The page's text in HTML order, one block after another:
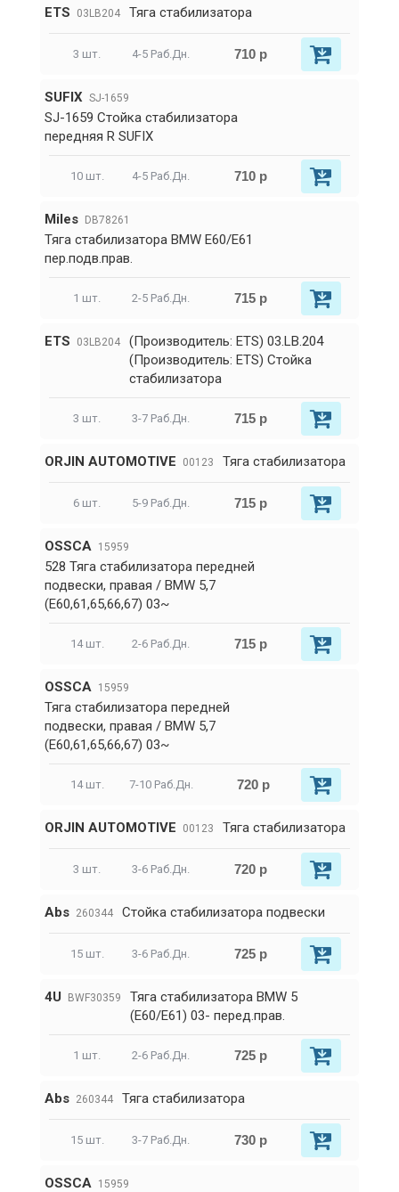
ETS 03LB204 Тяга стабилизатора
3 шт. 4-5 Раб.Дн. 710 р
SUFIX SJ-1659
SJ-1659 Стойка стабилизатора
передняя R SUFIX
10 шт. 4-5 Раб.Дн. 710 р
Miles DB78261
Тяга стабилизатора BMW E60/E61
пер.подв.прав.
1 шт. 2-5 Раб.Дн. 715 р
ETS 03LB204
(Производитель: ETS) 03.LB.204
(Производитель: ETS) Стойка
стабилизатора
3 шт. 3-7 Раб.Дн. 715 р
ORJIN AUTOMOTIVE 00123 Тяга стабилизатора
6 шт. 5-9 Раб.Дн. 715 р
OSSCA 15959
528 Тяга стабилизатора передней
подвески, правая / BMW 5,7
(E60,61,65,66,67) 03~
14 шт. 2-6 Раб.Дн. 715 р
OSSCA 15959
Тяга стабилизатора передней
подвески, правая / BMW 5,7
(E60,61,65,66,67) 03~
14 шт. 7-10 Раб.Дн. 720 р
ORJIN AUTOMOTIVE 00123 Тяга стабилизатора
3 шт. 3-6 Раб.Дн. 720 р
Abs 260344 Стойка стабилизатора подвески
15 шт. 3-6 Раб.Дн. 725 р
4U BWF30359
Тяга стабилизатора BMW 5
(E60/E61) 03- перед.прав.
1 шт. 2-6 Раб.Дн. 725 р
Abs 260344 Тяга стабилизатора
15 шт. 3-7 Раб.Дн. 730 р
OSSCA 15959